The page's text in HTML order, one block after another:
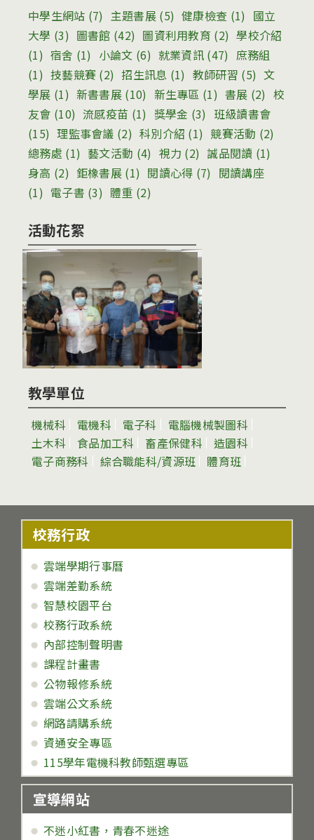
中學生網站 (7) 主題書展(5) 健康檢查 (1) 國立
大學 (3) 圖書館 (42) 圖資利用教育 (2) 學校介紹
(1) 宿舍 (1) 小論文 (6) 就業資訊 (47) 庶務組
(1) 技藝競賽 (2) 招生訊息 (1) 教師研習 (5) 文
學展 (1) 新書書展 (10) 新生專區 (1) 書展 (2) 校
友會 (10) 流感疫苗 (1) 獎學金 (3) 班級讀書會
(15) 理監事會議 (2) 科別介紹 (1) 競賽活動 (2)
總務處 (1) 藝文活動 (4) 視力 (2) 誠品閱讀 (1)
身高 (2) 鉅橡書展 (1) 閱讀心得 (7) 閱讀講座
(1) 電子書 (3) 體重 (2)
活動花絮
教學單位
機械科 電機科 電子科
電腦機械製圖科
土木科
食品加工科 畜產保健科
造園科
電子商務科
綜合職能科/資源班 體育班
校務行政
雲端學期行事曆
雲端差勤系統
智慧校園平台
校務行政系統
內部控制聲明書
課程計畫書
公物報修系統
雲端公文系統
網路請購系統
資通安全專區
115學年電機科教師甄選專區
宣導網站
不迷小紅書，青春不迷途